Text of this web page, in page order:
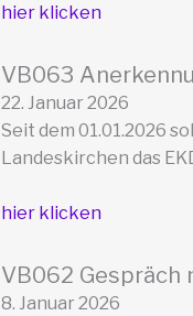
hier klicken
VB063
22. Januar 2026
Seit dem 01.01.2026
Landeskirchen das
hier klicken
VB062 Gespräch
8. Januar 2026